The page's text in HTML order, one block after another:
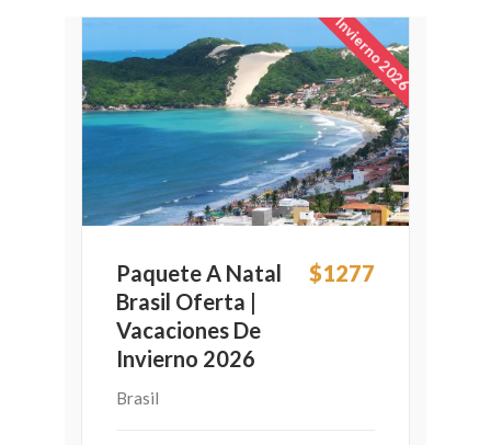
Invierno 2026
Paquete A Natal
Brasil Oferta |
Vacaciones De
Invierno 2026
$1277
Brasil